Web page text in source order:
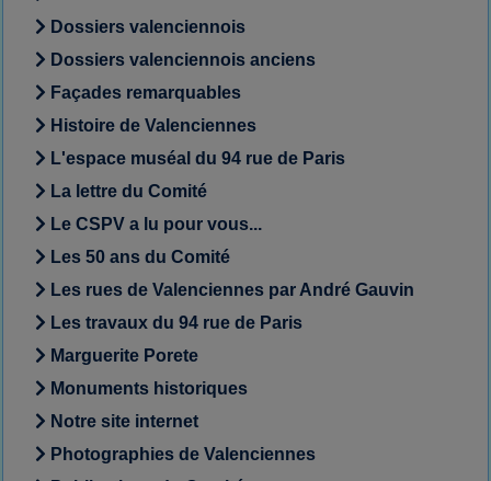
Dossiers valenciennois
Dossiers valenciennois anciens
Façades remarquables
Histoire de Valenciennes
L'espace muséal du 94 rue de Paris
La lettre du Comité
Le CSPV a lu pour vous...
Les 50 ans du Comité
Les rues de Valenciennes par André Gauvin
Les travaux du 94 rue de Paris
Marguerite Porete
Monuments historiques
Notre site internet
Photographies de Valenciennes